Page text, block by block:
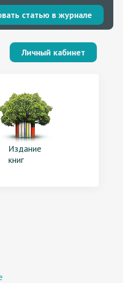
статью в журнале
Личный кабинет
Издание
книг